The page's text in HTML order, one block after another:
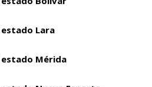
Lara
Mérida